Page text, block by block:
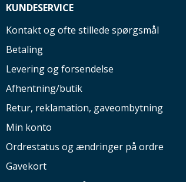
KUNDESERVICE
Kontakt og ofte stillede spørgsmål
Betaling
Levering og forsendelse
Afhentning/butik
Retur, reklamation, gaveombytning
Min konto
Ordrestatus og ændringer på ordre
Gavekort